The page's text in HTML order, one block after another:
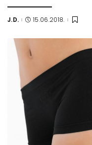
Posted
J.D. 15.06.2018.